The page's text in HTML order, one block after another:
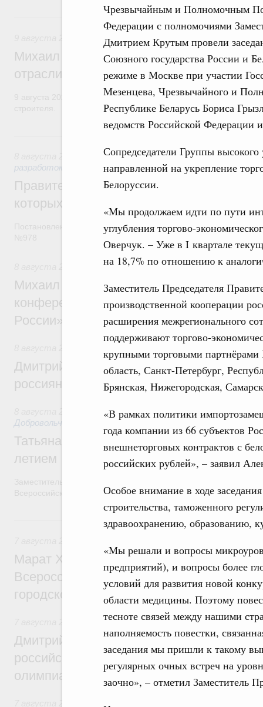
Чрезвычайным и Полномочным
Федерации с полномочиями
Дмитрием Крутым провели
Союзного государства России и
режиме в Москве при участии
Мезенцева, Чрезвычайного и
Республике Беларусь Бориса
ведомств Российской Федерации
Сопредседатели Группы
направленной на укрепление
Белоруссии.
«Мы продолжаем идти по пути
углубления торгово-
Оверчук. – Уже в I квартале
на 18,7% по отношению к
Заместитель Председателя
производственной кооперации
расширения межрегионального
поддерживают торгово-
крупными торговыми партнёрами
область, Санкт-Петербург,
Брянская, Нижегородская,
«В рамках политики
года компании из 66 субъектов
внешнеторговых контрактов с
российских рублей», – заявил
Особое внимание в ходе
строительства, таможенного
здравоохранению, образованию,
«Мы решали и вопросы
предприятий), и вопросы более
условий для развития новой
области медицины. Поэтому
тесноте связей между нашими
наполняемость повестки,
заседания мы пришли к такому
регулярных очных встреч на
заочно», – отметил Заместитель
Регулирование в сфере строительства
Михаил Мишустин поздравил
отрасли с профессиональным
9 августа 2026 года отмечается профессиональный праздник
Государственная политика в сфере
разработок
Правительство расширило перечень
которых освобождаются от НДФЛ
Постановление от 5 августа 2026 года
Отрасль информационных технологий
Михаил Мишустин дал поручения по
конференции «Цифровая индустрия
России»
Дмитрий Чернышенко и Михаил
россиян с Днём физкультурника
Социальные инновации. Некоммерческие
Добровольчество и волонтёрство. Благотворительность
Татьяна Голикова поздравила
летием
Всероссийского общественного движения «Волонтёры-
7 августа, пятница
Марат Хуснуллин провёл заседание
Всероссийского конкурса лучших
городской среды
Отрасль информационных технологий
Дмитрий Чернышенко и Сергей Кравцов
российскую сборную с победой на
олимпиаде по искусственному